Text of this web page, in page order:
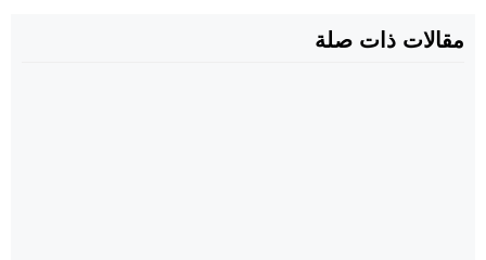
مقالات ذات صلة